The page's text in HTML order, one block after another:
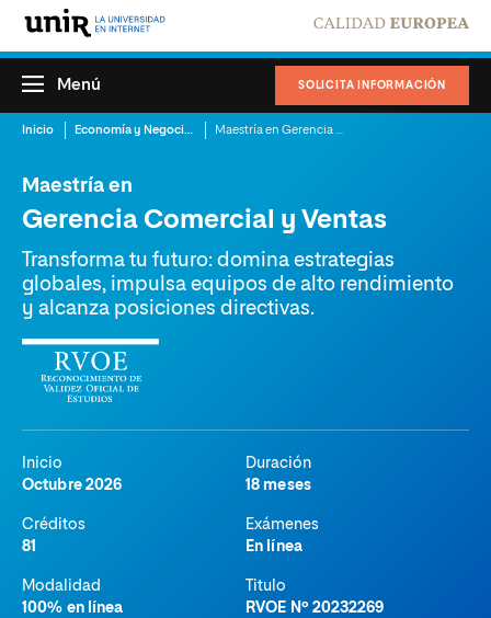
SOLICITA INFORMACIÓN
Menú
Inicio Economía y Negocios
Maestría en
Gerencia Comercial y Ventas
Transforma tu futuro: domina estrategias
globales, impulsa equipos de alto rendimiento
y alcanza posiciones directivas.
Inicio
Octubre 2026
Duración
18 meses
Créditos
81
Exámenes
En línea
Modalidad
100% en línea
Titulo
RVOE Nº 20232269